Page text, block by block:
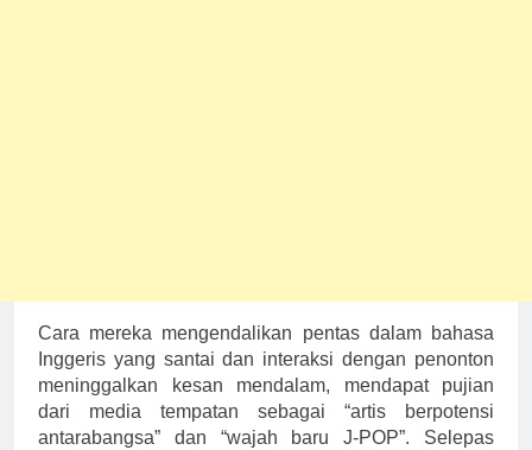
Cara mereka mengendalikan pentas dalam bahasa
Inggeris yang santai dan interaksi dengan penonton
meninggalkan kesan mendalam, mendapat pujian
dari media tempatan sebagai “artis berpotensi
antarabangsa” dan “wajah baru J-POP”. Selepas